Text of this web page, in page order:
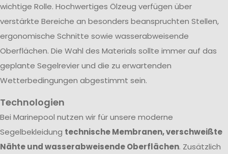
wichtige Rolle. Hochwertiges Ölzeug verfügen über
verstärkte Bereiche an besonders beanspruchten Stellen,
ergonomische Schnitte sowie wasserabweisende
Oberflächen. Die Wahl des Materials sollte immer auf das
geplante Segelrevier und die zu erwartenden
Wetterbedingungen abgestimmt sein.
Technologien
Bei Marinepool nutzen wir für unsere moderne
Segelbekleidung technische Membranen, verschweißte
Nähte und wasserabweisende Oberflächen. Zusätzlich